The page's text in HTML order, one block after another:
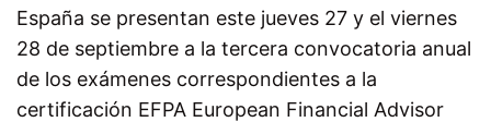
España se presentan este jueves 27 y el viernes
28 de septiembre a la tercera convocatoria anual
de los exámenes correspondientes a la
certificación EFPA European Financial Advisor